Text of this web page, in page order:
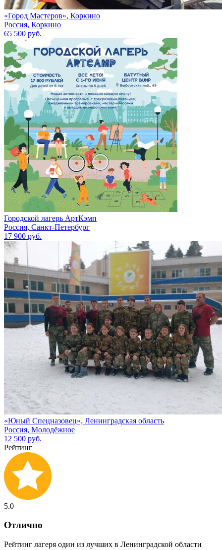
«Город Мастеров», Коркино
Россия, Коркино
65 500 руб.
Городской лагерь АртКэмп
Россия, Санкт-Петербург
17 900 руб.
«Юный Спецназовец», Ленинградская область
Россия, Молодёжное
12 500 руб.
Рейтинг
5.0
Отлично
Рейтинг лагеря один из лучших в Ленинградской области